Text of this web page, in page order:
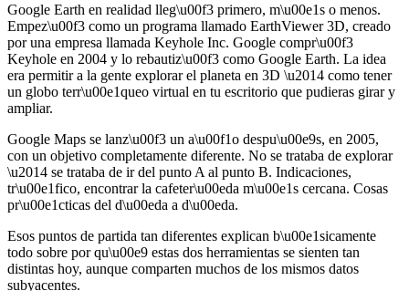
Google Earth en realidad lleg\u00f3 primero, m\u00e1s o menos.
Empez\u00f3 como un programa llamado EarthViewer 3D, creado
por una empresa llamada Keyhole Inc. Google compr\u00f3
Keyhole en 2004 y lo rebautiz\u00f3 como Google Earth. La idea
era permitir a la gente explorar el planeta en 3D \u2014 como tener
un globo terr\u00e1queo virtual en tu escritorio que pudieras girar y
ampliar.
Google Maps se lanz\u00f3 un a\u00f1o despu\u00e9s, en 2005,
con un objetivo completamente diferente. No se trataba de explorar
\u2014 se trataba de ir del punto A al punto B. Indicaciones,
tr\u00e1fico, encontrar la cafeter\u00eda m\u00e1s cercana. Cosas
pr\u00e1cticas del d\u00eda a d\u00eda.
Esos puntos de partida tan diferentes explican b\u00e1sicamente
todo sobre por qu\u00e9 estas dos herramientas se sienten tan
distintas hoy, aunque comparten muchos de los mismos datos
subyacentes.